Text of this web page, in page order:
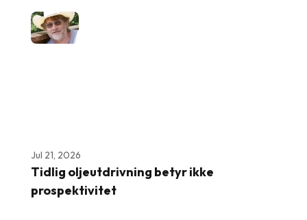
Jul 21, 2026
Tidlig oljeutdrivning betyr ikke
prospektivitet